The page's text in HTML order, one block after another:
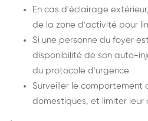
En cas d'éclairage
de la zone d'activité pour
Si une personne du foyer
disponibilité de son auto-
du protocole d'urgence
Surveiller le comportement
domestiques, et limiter leur